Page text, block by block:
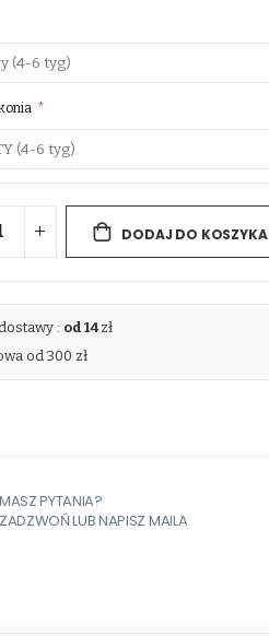
DODAJ DO KOSZYKA
: od 14zł
od 300 zł
MASZ PYTANIA?
ZADZWOŃ LUB NAPISZ MAILA